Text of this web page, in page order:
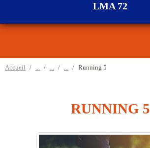
LMA 72
Accueil Running 5
RUNNING 5